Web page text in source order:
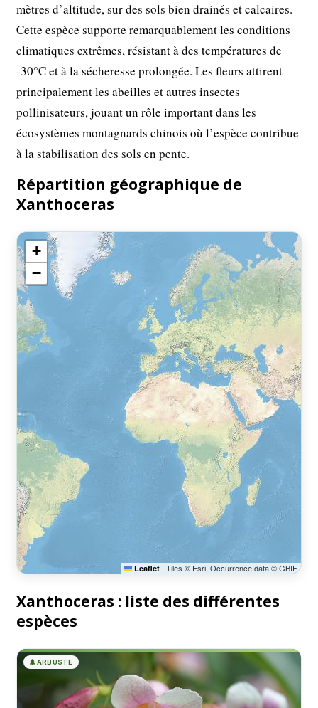
mètres d’altitude, sur des sols bien drainés et calcaires.
Cette espèce supporte remarquablement les conditions
climatiques extrêmes, résistant à des températures de
-30°C et à la sécheresse prolongée. Les fleurs attirent
principalement les abeilles et autres insectes
pollinisateurs, jouant un rôle important dans les
écosystèmes montagnards chinois où l’espèce contribue
à la stabilisation des sols en pente.
Répartition géographique de
Xanthoceras
+
−
Leaflet | Tiles © Esri, Occurrence data © GBIF
Xanthoceras : liste des différentes
espèces
🌲ARBUSTE